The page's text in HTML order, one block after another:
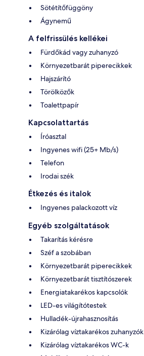
Sötétítőfüggöny
Ágynemű
A felfrissülés kellékei
Fürdőkád vagy zuhanyzó
Környezetbarát piperecikkek
Hajszárító
Törölközők
Toalettpapír
Kapcsolattartás
Íróasztal
Ingyenes wifi (25+ Mb/s)
Telefon
Irodai szék
Étkezés és italok
Ingyenes palackozott víz
Egyéb szolgáltatások
Takarítás kérésre
Széf a szobában
Környezetbarát piperecikkek
Környezetbarát tisztítószerek
Energiatakarékos kapcsolók
LED-es világítótestek
Hulladék-újrahasznosítás
Kizárólag víztakarékos zuhanyzók
Kizárólag víztakarékos WC-k